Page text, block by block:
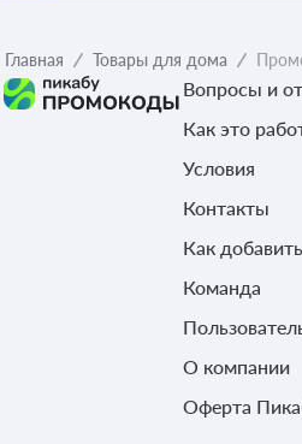
Главная Товары для дома
Вопросы и
Как это
Условия
Контакты
Как
Команда
О компании
Оферта